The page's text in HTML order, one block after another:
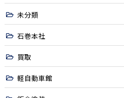
未分類
石巻本社
買取
軽自動車館